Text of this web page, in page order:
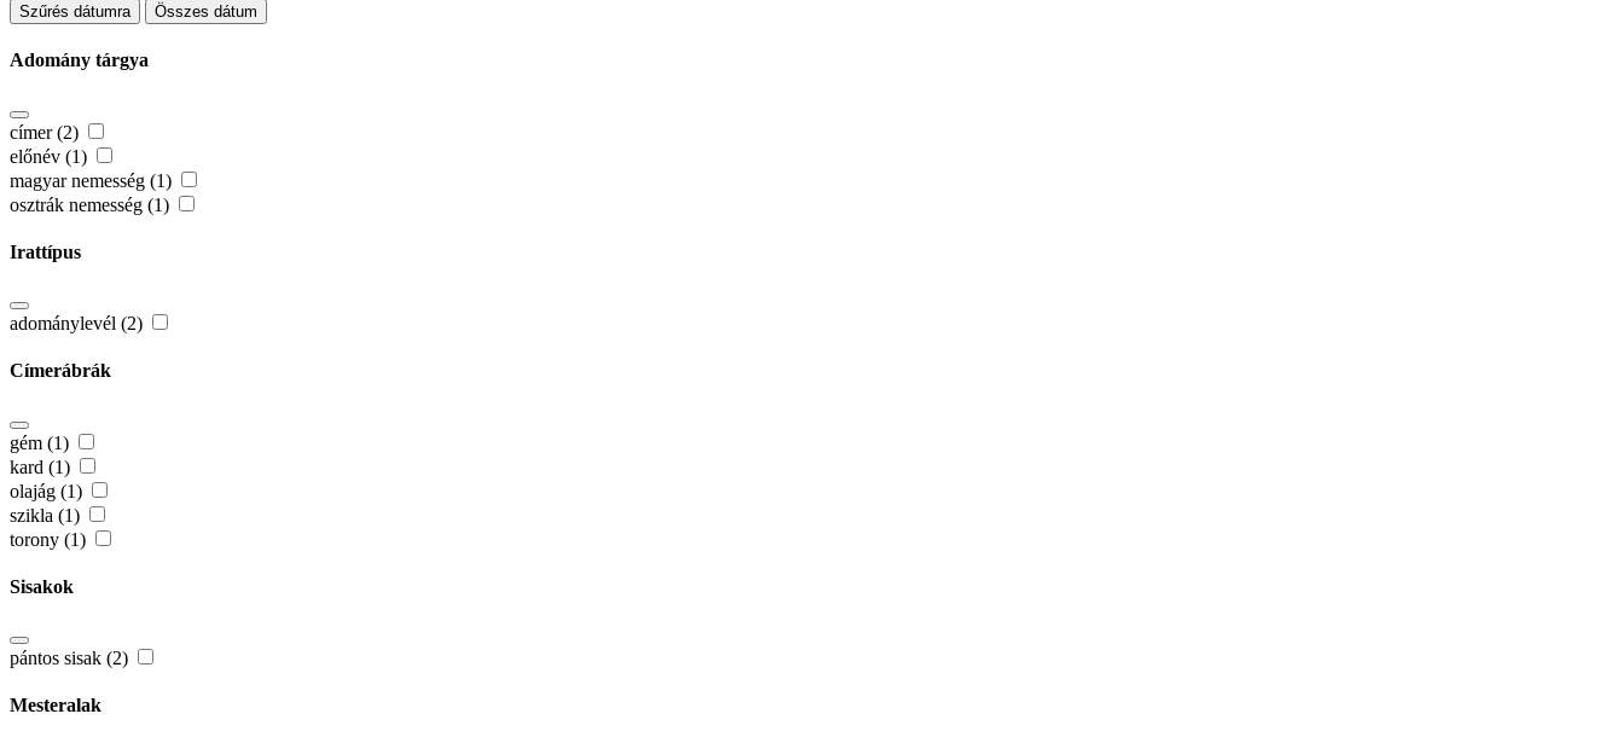
Szűrés dátumra Összes dátum
Adomány tárgya
címer (2)
előnév (1)
magyar nemesség (1)
osztrák nemesség (1)
Irattípus
adománylevél (2)
Címerábrák
gém (1)
kard (1)
olajág (1)
szikla (1)
torony (1)
Sisakok
pántos sisak (2)
Mesteralak